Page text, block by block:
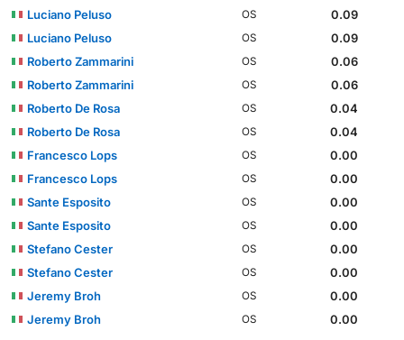
Luciano Peluso
OS
0.09
Luciano Peluso
OS
0.09
Roberto Zammarini
OS
0.06
Roberto Zammarini
OS
0.06
Roberto De Rosa
OS
0.04
Roberto De Rosa
OS
0.04
Francesco Lops
OS
0.00
Francesco Lops
OS
0.00
Sante Esposito
OS
0.00
Sante Esposito
OS
0.00
Stefano Cester
OS
0.00
Stefano Cester
OS
0.00
Jeremy Broh
OS
0.00
Jeremy Broh
OS 0.00